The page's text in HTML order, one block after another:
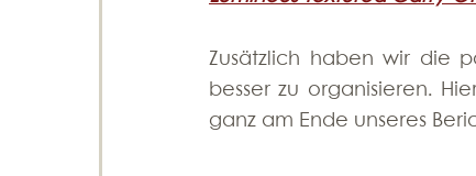
Zusätzlich haben wir die
besser zu organisieren.
ganz am Ende unseres